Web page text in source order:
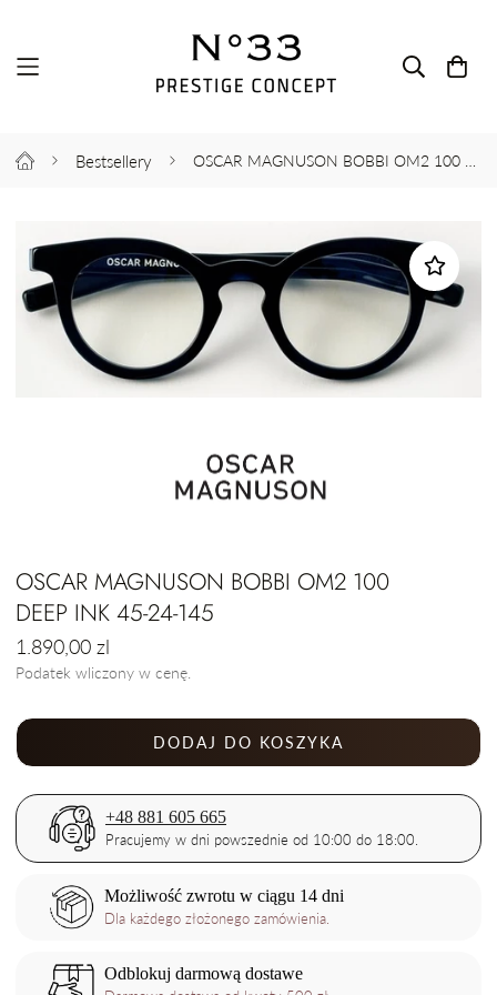
Bestsellery
OSCAR MAGNUSON BOBBI OM2 100
DEEP INK 45-24-145
Cena
regularna
1.890,00 zl
Podatek wliczony w cenę.
DODAJ DO KOSZYKA
+48 881 605 665
Pracujemy w dni powszednie od 10:00 do 18:00.
Możliwość zwrotu w ciągu 14 dni
Dla każdego złożonego zamówienia.
Odblokuj darmową dostawe